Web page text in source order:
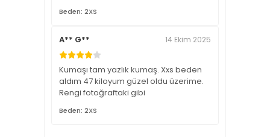
Beden: 2XS
A** G** 14 Ekim 2025
Kumaşı tam yazlık kumaş. Xxs beden
aldım 47 kiloyum güzel oldu üzerime.
Rengi fotoğraftaki gibi
Beden: 2XS